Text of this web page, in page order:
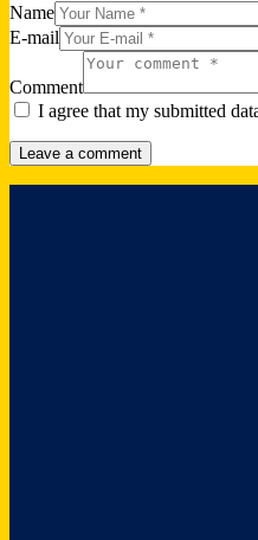
Name
E-mail
Comment
I agree that my submitted